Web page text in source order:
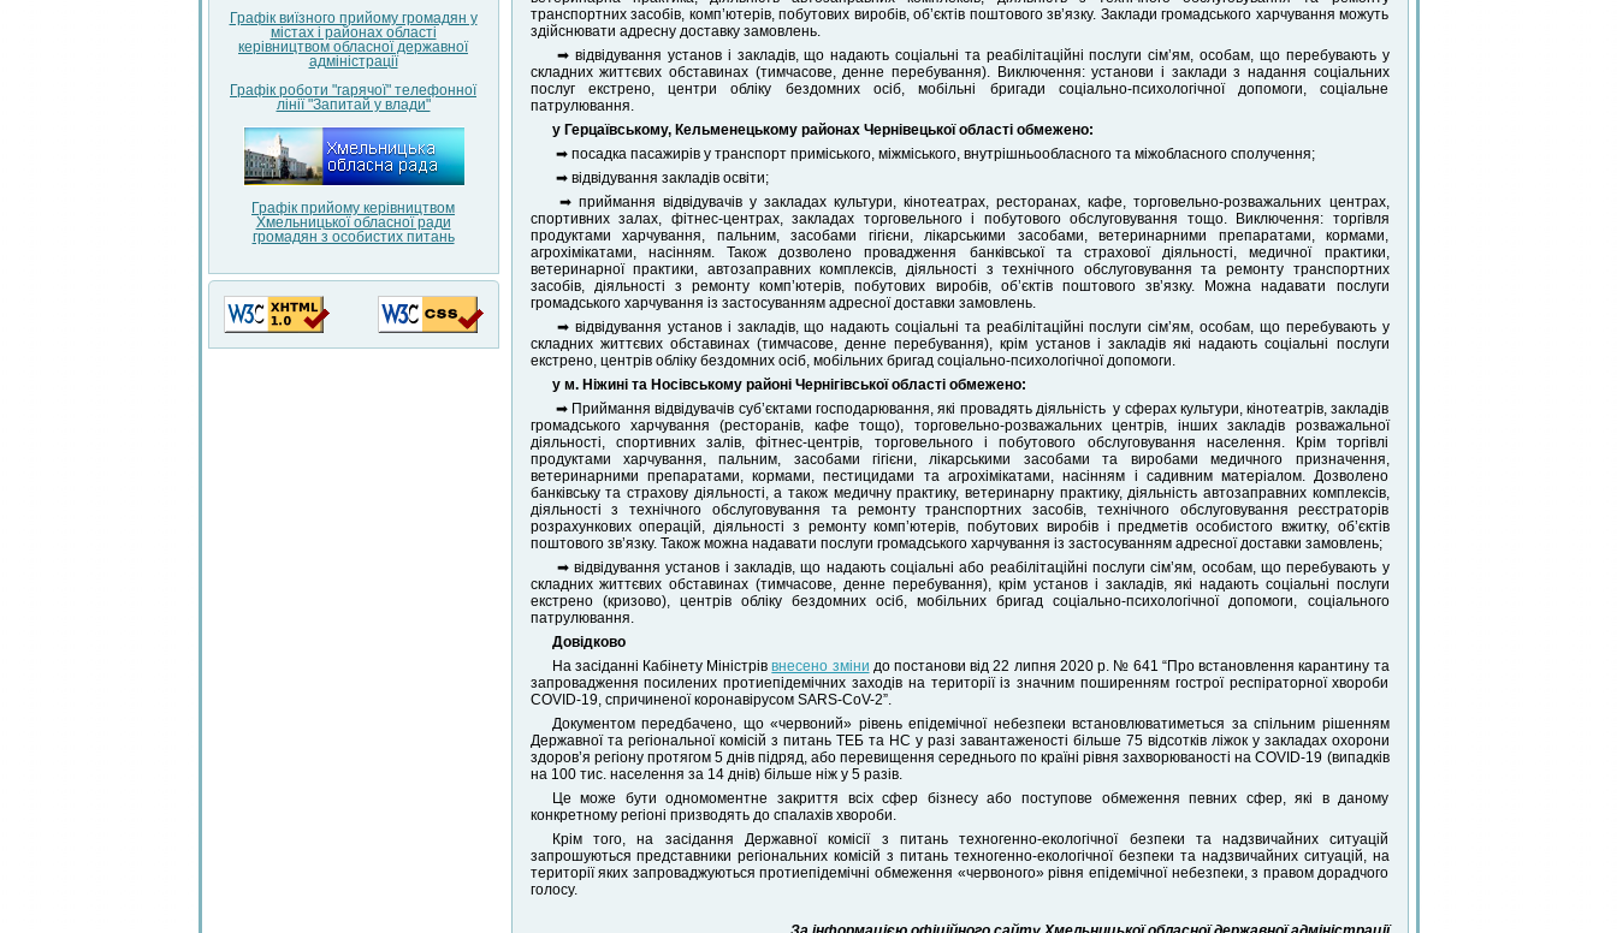
Графік виїзного прийому громадян у
містах і районах області
керівництвом обласної державної
адміністрації
Графік роботи "гарячої" телефонної
лінії "Запитай у влади"
Графік прийому керівництвом
Хмельницької обласної ради
громадян з особистих питань
транспортних засобів, комп’ютерів, побутових виробів, об’єктів поштового зв’язку. Заклади громадського харчування можуть
здійснювати адресну доставку замовлень.
➡ відвідування установ і закладів, що надають соціальні та реабілітаційні послуги сім’ям, особам, що перебувають у
складних життєвих обставинах (тимчасове, денне перебування). Виключення: установи і заклади з надання соціальних
послуг екстрено, центри обліку бездомних осіб, мобільні бригади соціально-психологічної допомоги, соціальне
патрулювання.
у Герцаївському, Кельменецькому районах Чернівецької областіобмежено:
➡ посадка пасажирів у транспорт приміського, міжміського, внутрішньообласного та міжобласного сполучення;
➡ відвідування закладів освіти;
➡ приймання відвідувачів у закладах культури, кінотеатрах, ресторанах, кафе, торговельно-розважальних центрах,
спортивних залах, фітнес-центрах, закладах торговельного і побутового обслуговування тощо. Виключення: торгівля
продуктами харчування, пальним, засобами гігієни, лікарськими засобами, ветеринарними препаратами, кормами,
агрохімікатами, насінням. Також дозволено провадження банківської та страхової діяльності, медичної практики,
ветеринарної практики, автозаправних комплексів, діяльності з технічного обслуговування та ремонту транспортних
засобів, діяльності з ремонту комп’ютерів, побутових виробів, об’єктів поштового зв’язку. Можна надавати послуги
громадського харчування із застосуванням адресної доставки замовлень.
➡ відвідування установ і закладів, що надають соціальні та реабілітаційні послуги сім’ям, особам, що перебувають у
складних життєвих обставинах (тимчасове, денне перебування), крім установ і закладів які надають соціальні послуги
екстрено, центрів обліку бездомних осіб, мобільних бригад соціально-психологічної допомоги.
у м. Ніжині та Носівському районі Чернігівської областіобмежено:
➡ Приймання відвідувачів суб’єктами господарювання, які провадять діяльність у сферах культури, кінотеатрів, закладів
громадського харчування (ресторанів, кафе тощо), торговельно-розважальних центрів, інших закладів розважальної
діяльності, спортивних залів, фітнес-центрів, торговельного і побутового обслуговування населення. Крім торгівлі
продуктами харчування, пальним, засобами гігієни, лікарськими засобами та виробами медичного призначення,
ветеринарними препаратами, кормами, пестицидами та агрохімікатами, насінням і садивним матеріалом. Дозволено
банківську та страхову діяльності, а також медичну практику, ветеринарну практику, діяльність автозаправних комплексів,
діяльності з технічного обслуговування та ремонту транспортних засобів, технічного обслуговування реєстраторів
розрахункових операцій, діяльності з ремонту комп’ютерів, побутових виробів і предметів особистого вжитку, об’єктів
поштового зв’язку. Також можна надавати послуги громадського харчування із застосуванням адресної доставки замовлень;
➡ відвідування установ і закладів, що надають соціальні або реабілітаційні послуги сім’ям, особам, що перебувають у
складних життєвих обставинах (тимчасове, денне перебування), крім установ і закладів, які надають соціальні послуги
екстрено (кризово), центрів обліку бездомних осіб, мобільних бригад соціально-психологічної допомоги, соціального
патрулювання.
Довідково
На засіданні Кабінету Міністріввнесено зміни до постанови від 22 липня 2020 р. № 641 “Про встановлення карантину та
запровадження посилених протиепідемічних заходів на території із значним поширенням гострої респіраторної хвороби
COVID-19, спричиненої коронавірусом SARS-CoV-2”.
Документом передбачено, що «червоний» рівень епідемічної небезпеки встановлюватиметься за спільним рішенням
Державної та регіональної комісій з питань ТЕБ та НС у разі завантаженості більше 75 відсотків ліжок у закладах охорони
здоров’я регіону протягом 5 днів підряд, або перевищення середнього по країні рівня захворюваності на COVID-19 (випадків
на 100 тис. населення за 14 днів) більше ніж у 5 разів.
Це може бути одномоментне закриття всіх сфер бізнесу або поступове обмеження певних сфер, які в даному
конкретному регіоні призводять до спалахів хвороби.
Крім того, на засідання Державної комісії з питань техногенно-екологічної безпеки та надзвичайних ситуацій
запрошуються представники регіональних комісій з питань техногенно-екологічної безпеки та надзвичайних ситуацій, на
території яких запроваджуються протиепідемічні обмеження «червоного» рівня епідемічної небезпеки, з правом дорадчого
голосу.